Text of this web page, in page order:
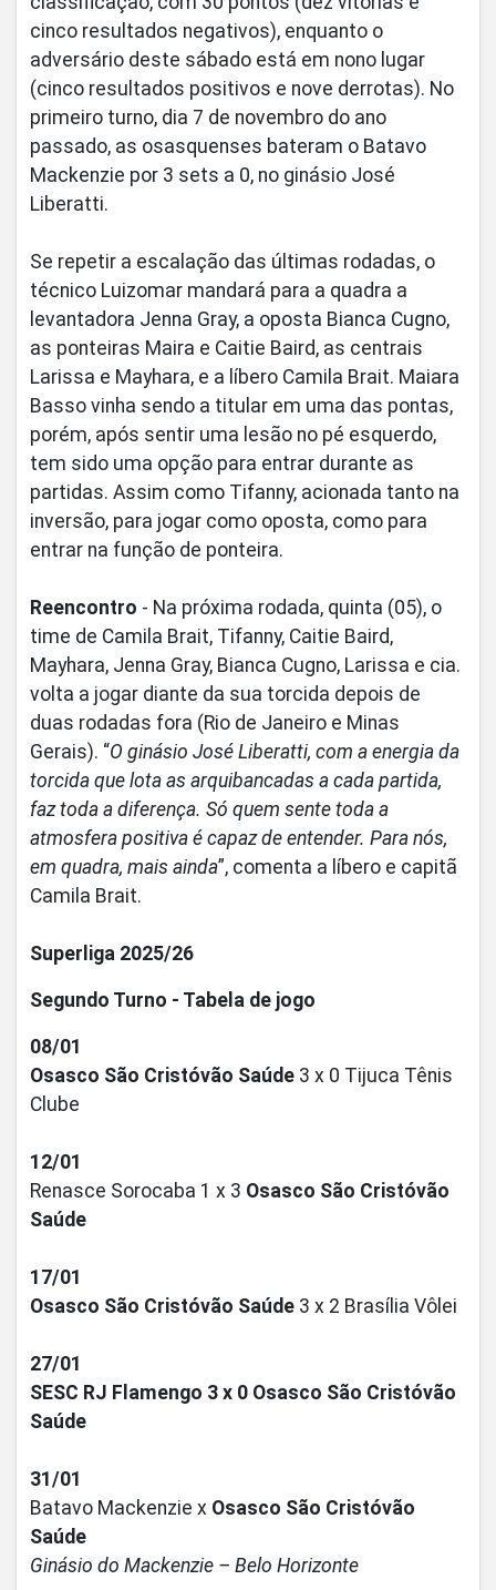
cinco resultados negativos), enquanto o
adversário deste sábado está em nono lugar
(cinco resultados positivos e nove derrotas). No
primeiro turno, dia 7 de novembro do ano
passado, as osasquenses bateram o Batavo
Mackenzie por 3 sets a 0, no ginásio José
Liberatti.
Se repetir a escalação das últimas rodadas, o
técnico Luizomar mandará para a quadra a
levantadora Jenna Gray, a oposta Bianca Cugno,
as ponteiras Maira e Caitie Baird, as centrais
Larissa e Mayhara, e a líbero Camila Brait. Maiara
Basso vinha sendo a titular em uma das pontas,
porém, após sentir uma lesão no pé esquerdo,
tem sido uma opção para entrar durante as
partidas. Assim como Tifanny, acionada tanto na
inversão, para jogar como oposta, como para
entrar na função de ponteira.
Reencontro - Na próxima rodada, quinta (05), o
time de Camila Brait, Tifanny, Caitie Baird,
Mayhara, Jenna Gray, Bianca Cugno, Larissa e cia.
volta a jogar diante da sua torcida depois de
duas rodadas fora (Rio de Janeiro e Minas
Gerais). “O ginásio José Liberatti, com a energia da
torcida que lota as arquibancadas a cada partida,
faz toda a diferença. Só quem sente toda a
atmosfera positiva é capaz de entender. Para nós,
em quadra, mais ainda”, comenta a líbero e capitã
Camila Brait.
Superliga 2025/26
Segundo Turno - Tabela de jogo
08/01
Osasco São Cristóvão Saúde 3 x 0 Tijuca Tênis
Clube
12/01
Renasce Sorocaba 1 x 3 Osasco São Cristóvão
Saúde
17/01
Osasco São Cristóvão Saúde 3 x 2 Brasília Vôlei
27/01
SESC RJ Flamengo 3 x 0 Osasco São Cristóvão
Saúde
31/01
Batavo Mackenzie x Osasco São Cristóvão
Saúde
Ginásio do Mackenzie – Belo Horizonte